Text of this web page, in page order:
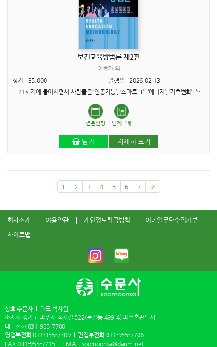
보건교육방법론 제2판
이홍자 외
정가
35,000 발행일
2026-02-13
21세기에 들어서면서 사람들은 ‘인공지능’, ‘스마트 IT’, ‘에너지’, ‘기후변화’, ‘환경파괴’ 등에 많은 관심을 가지게 되..
견본신청 단체구매
담기 자세히 보기
1 2 3 4 5 6 7 »
회사소개 이용약관 개인정보취급방침
이메일무단수집거부
사이트맵
상호 수문사
대표 박세원
소재지 경기도 파주시 직지길 522(문발동 499-4) 파주출판도시
대표전화 031-955-7700
영업부전화 031-955-7709 편집부전화 031-955-7706
FAX 031-955-7715 EMAIL soomoonsa@daum.net